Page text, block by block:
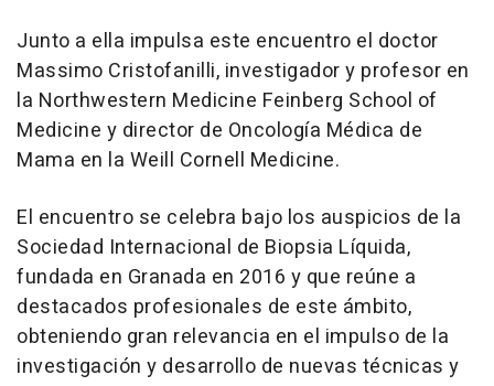
Junto a ella impulsa este encuentro el doctor
Massimo Cristofanilli, investigador y profesor en
la Northwestern Medicine Feinberg School of
Medicine y director de Oncología Médica de
Mama en la Weill Cornell Medicine.
El encuentro se celebra bajo los auspicios de la
Sociedad Internacional de Biopsia Líquida,
fundada en Granada en 2016 y que reúne a
destacados profesionales de este ámbito,
obteniendo gran relevancia en el impulso de la
investigación y desarrollo de nuevas técnicas y